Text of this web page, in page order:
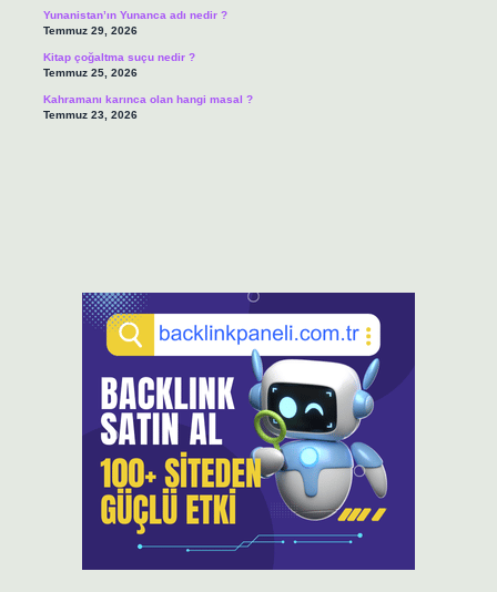
Yunanistan’ın Yunanca adı nedir ?
Temmuz 29, 2026
Kitap çoğaltma suçu nedir ?
Temmuz 25, 2026
Kahramanı karınca olan hangi masal ?
Temmuz 23, 2026